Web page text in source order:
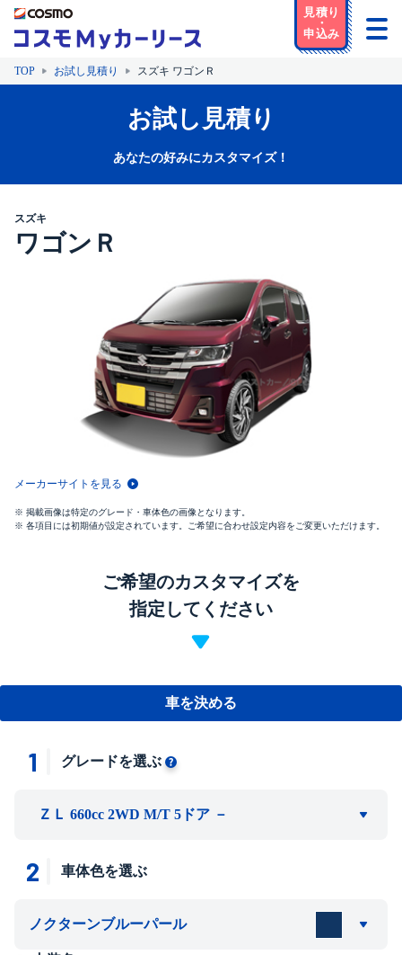
TOP お試し見積り スズキ ワゴンＲ
お試し見積り
あなたの好みにカスタマイズ！
スズキ
ワゴンＲ
メーカーサイトを見る
掲載画像は特定のグレード・車体色の画像となります。
各項目には初期値が設定されています。ご希望に合わせ設定内容をご変更いただけます。
ご希望のカスタマイズを
指定してください
車を決める
1 グレードを選ぶ
ＺＬ 660cc 2WD M/T 5ドア －
2 車体色を選ぶ
ノクターンブルーパール